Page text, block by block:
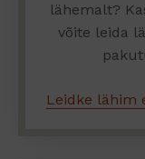
lähemalt?
võite leida
Leidke lähim